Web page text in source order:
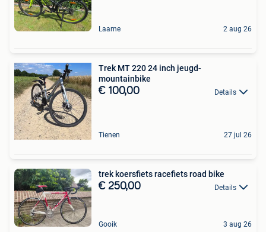
Laarne 2 aug 26
Trek MT 220 24 inch jeugd-
mountainbike
€ 100,00 Details
Tienen 27 jul 26
trek koersfiets racefiets road bike
€ 250,00 Details
Gooik 3 aug 26